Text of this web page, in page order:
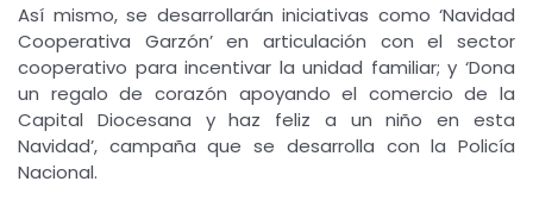
Así mismo, se desarrollarán iniciativas como ‘Navidad
Cooperativa Garzón’ en articulación con el sector
cooperativo para incentivar la unidad familiar; y ‘Dona
un regalo de corazón apoyando el comercio de la
Capital Diocesana y haz feliz a un niño en esta
Navidad’, campaña que se desarrolla con la Policía
Nacional.